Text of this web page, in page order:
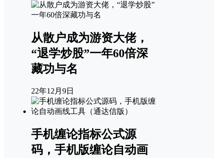
从散户成为游资大佬，
“退学炒股”一年60倍深
藏功与名
22年12月9日
手机缠论指标公式源
码，手机版缠论自动画